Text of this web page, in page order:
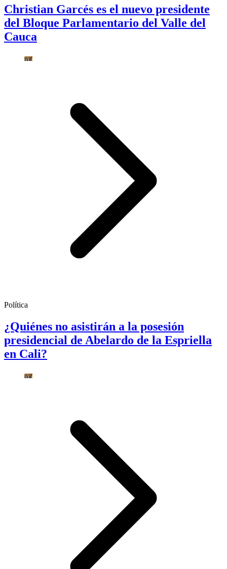
Christian Garcés es el nuevo presidente
del Bloque Parlamentario del Valle del
Cauca
Política
¿Quiénes no asistirán a la posesión
presidencial de Abelardo de la Espriella
en Cali?